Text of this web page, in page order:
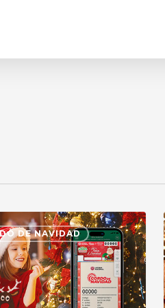
DE NAVIDAD